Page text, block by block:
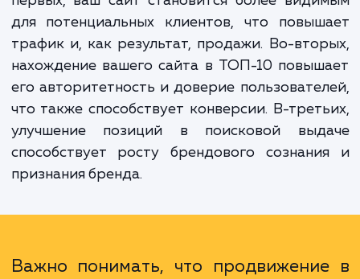
оптимизацию контента,
ссылочного профиля,
оптимизацию и многое другое.
Преимущества такого подхода
первых, ваш сайт становится более
для потенциальных клиентов, что
трафик и, как результат, продажи. Во-
улучшение позиций в поисковой